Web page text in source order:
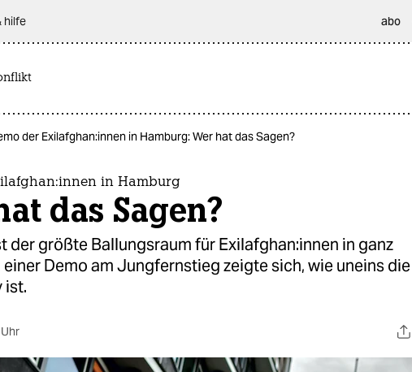
hilfe abo
der Exilaf­gha­n:in­nen in Hamburg: Wer hat das Sagen?
in Hamburg
das Sagen?
der größte Ballungsraum für Exilaf­gha­n:in­nen in ganz
einer Demo am Jungfernstieg zeigte sich, wie uneins die
ist.